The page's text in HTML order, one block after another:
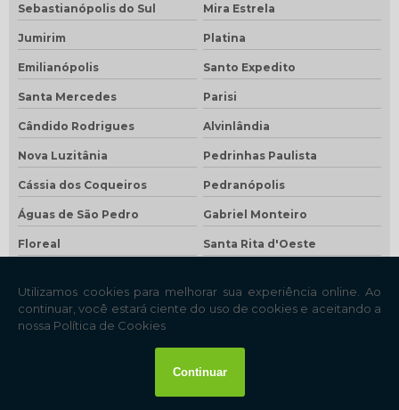
Sebastianópolis do Sul Mira Estrela
Jumirim Platina
Emilianópolis Santo Expedito
Santa Mercedes Parisi
Cândido Rodrigues Alvinlândia
Nova Luzitânia Pedrinhas Paulista
Cássia dos Coqueiros Pedranópolis
Águas de São Pedro Gabriel Monteiro
Floreal Santa Rita d'Oeste
Rubiácea Zacarias
Lutécia